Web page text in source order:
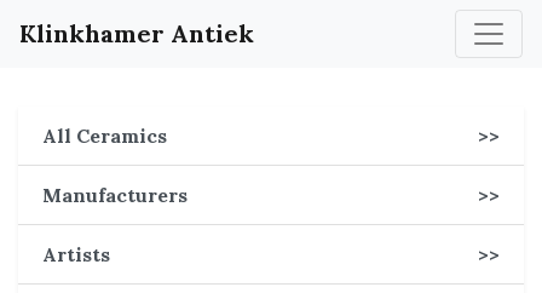
Klinkhamer Antiek
All Ceramics >>
Manufacturers >>
Artists >>